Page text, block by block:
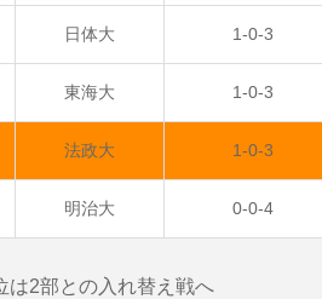
日体大 1-0-3
東海大 1-0-3
法政大 1-0-3
明治大 0-0-4
2部との入れ替え戦へ